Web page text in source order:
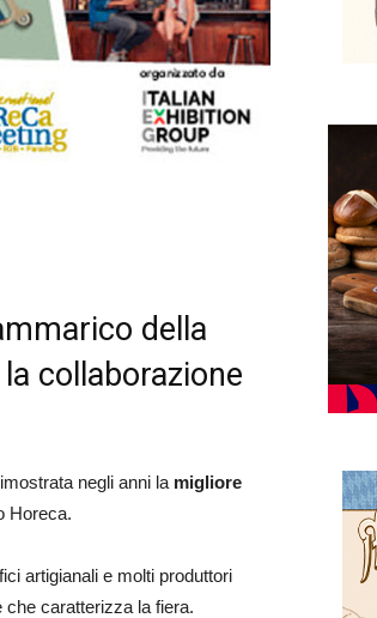
della
collaborazione
negli anni la migliore
Horeca.
artigianali e molti produttori
che caratterizza la fiera.